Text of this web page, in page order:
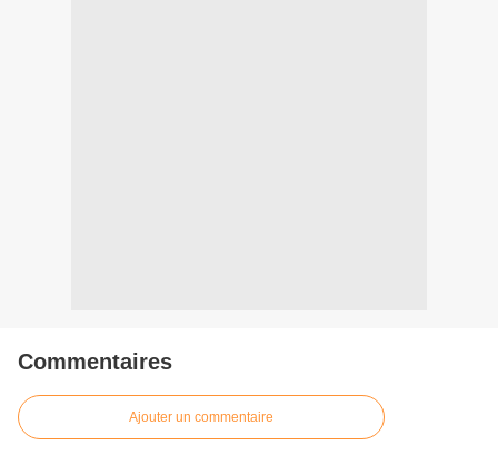
Commentaires
Ajouter un commentaire